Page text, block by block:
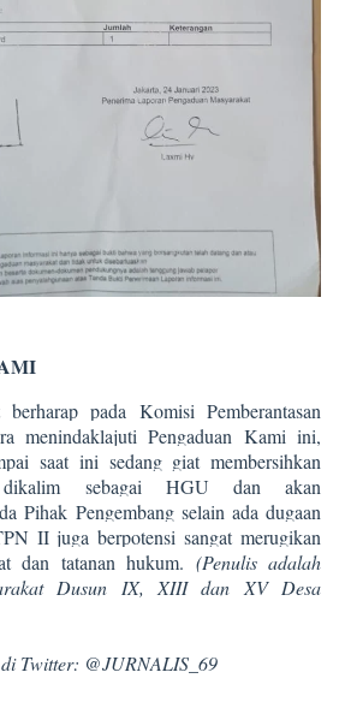
pada Komisi Pemberantasan
menindaklajuti Pengaduan Kami ini,
saat ini sedang giat membersihkan
dikalim sebagai HGU dan akan
Pihak Pengembang selain ada dugaan
II juga berpotensi sangat merugikan
dan tatanan hukum. (Penulis adalah
Dusun IX, XIII dan XV Desa
Twitter: @JURNALIS_69